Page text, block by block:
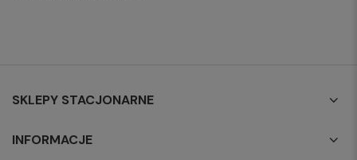
SKLEPY STACJONARNE
INFORMACJE